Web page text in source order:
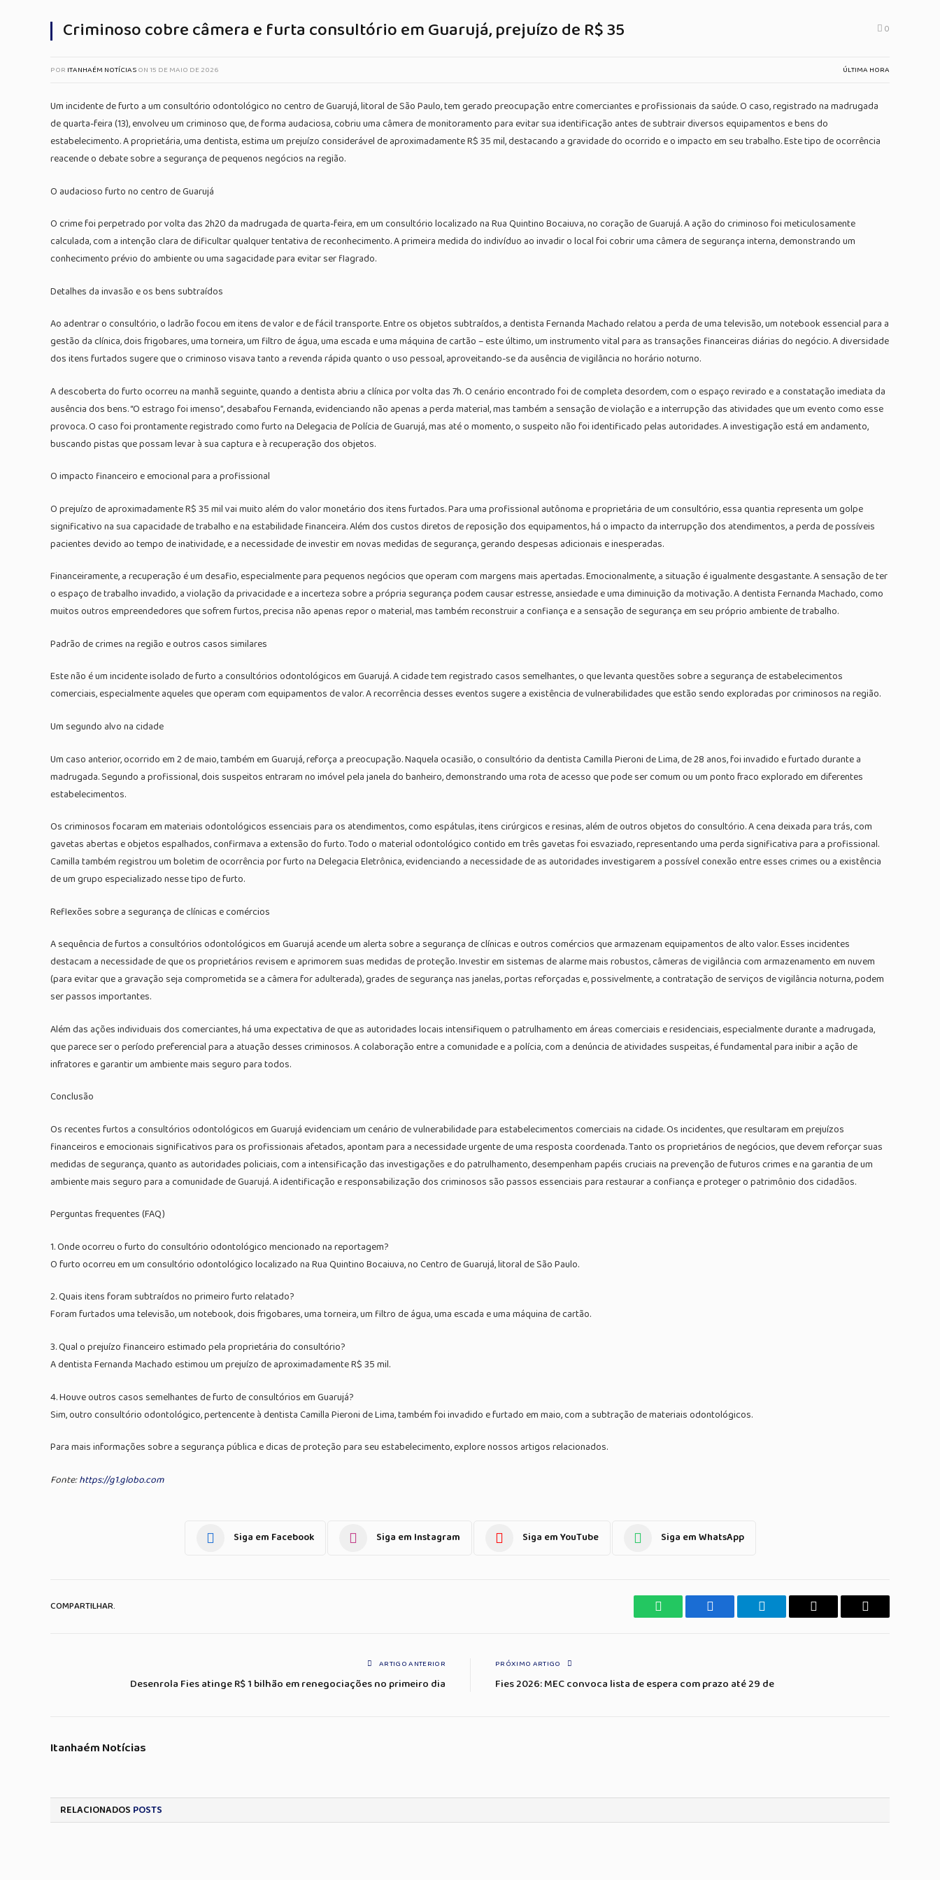
Criminoso cobre câmera e furta consultório em Guarujá, prejuízo de R$ 35 0
POR ITANHAÉM NOTÍCIASON15 DE MAIO DE 2026 ÚLTIMA HORA
Um incidente de furto a um consultório odontológico no centro de Guarujá, litoral de São Paulo, tem gerado preocupação entre comerciantes e profissionais da saúde. O caso, registrado na madrugada
de quarta-feira (13), envolveu um criminoso que, de forma audaciosa, cobriu uma câmera de monitoramento para evitar sua identificação antes de subtrair diversos equipamentos e bens do
estabelecimento. A proprietária, uma dentista, estima um prejuízo considerável de aproximadamente R$ 35 mil, destacando a gravidade do ocorrido e o impacto em seu trabalho. Este tipo de ocorrência
reacende o debate sobre a segurança de pequenos negócios na região.
O audacioso furto no centro de Guarujá
O crime foi perpetrado por volta das 2h20 da madrugada de quarta-feira, em um consultório localizado na Rua Quintino Bocaiuva, no coração de Guarujá. A ação do criminoso foi meticulosamente
calculada, com a intenção clara de dificultar qualquer tentativa de reconhecimento. A primeira medida do indivíduo ao invadir o local foi cobrir uma câmera de segurança interna, demonstrando um
conhecimento prévio do ambiente ou uma sagacidade para evitar ser flagrado.
Detalhes da invasão e os bens subtraídos
Ao adentrar o consultório, o ladrão focou em itens de valor e de fácil transporte. Entre os objetos subtraídos, a dentista Fernanda Machado relatou a perda de uma televisão, um notebook essencial para a
gestão da clínica, dois frigobares, uma torneira, um filtro de água, uma escada e uma máquina de cartão – este último, um instrumento vital para as transações financeiras diárias do negócio. A diversidade
dos itens furtados sugere que o criminoso visava tanto a revenda rápida quanto o uso pessoal, aproveitando-se da ausência de vigilância no horário noturno.
A descoberta do furto ocorreu na manhã seguinte, quando a dentista abriu a clínica por volta das 7h. O cenário encontrado foi de completa desordem, com o espaço revirado e a constatação imediata da
ausência dos bens. “O estrago foi imenso”, desabafou Fernanda, evidenciando não apenas a perda material, mas também a sensação de violação e a interrupção das atividades que um evento como esse
provoca. O caso foi prontamente registrado como furto na Delegacia de Polícia de Guarujá, mas até o momento, o suspeito não foi identificado pelas autoridades. A investigação está em andamento,
buscando pistas que possam levar à sua captura e à recuperação dos objetos.
O impacto financeiro e emocional para a profissional
O prejuízo de aproximadamente R$ 35 mil vai muito além do valor monetário dos itens furtados. Para uma profissional autônoma e proprietária de um consultório, essa quantia representa um golpe
significativo na sua capacidade de trabalho e na estabilidade financeira. Além dos custos diretos de reposição dos equipamentos, há o impacto da interrupção dos atendimentos, a perda de possíveis
pacientes devido ao tempo de inatividade, e a necessidade de investir em novas medidas de segurança, gerando despesas adicionais e inesperadas.
Financeiramente, a recuperação é um desafio, especialmente para pequenos negócios que operam com margens mais apertadas. Emocionalmente, a situação é igualmente desgastante. A sensação de ter
o espaço de trabalho invadido, a violação da privacidade e a incerteza sobre a própria segurança podem causar estresse, ansiedade e uma diminuição da motivação. A dentista Fernanda Machado, como
muitos outros empreendedores que sofrem furtos, precisa não apenas repor o material, mas também reconstruir a confiança e a sensação de segurança em seu próprio ambiente de trabalho.
Padrão de crimes na região e outros casos similares
Este não é um incidente isolado de furto a consultórios odontológicos em Guarujá. A cidade tem registrado casos semelhantes, o que levanta questões sobre a segurança de estabelecimentos
comerciais, especialmente aqueles que operam com equipamentos de valor. A recorrência desses eventos sugere a existência de vulnerabilidades que estão sendo exploradas por criminosos na região.
Um segundo alvo na cidade
Um caso anterior, ocorrido em 2 de maio, também em Guarujá, reforça a preocupação. Naquela ocasião, o consultório da dentista Camilla Pieroni de Lima, de 28 anos, foi invadido e furtado durante a
madrugada. Segundo a profissional, dois suspeitos entraram no imóvel pela janela do banheiro, demonstrando uma rota de acesso que pode ser comum ou um ponto fraco explorado em diferentes
estabelecimentos.
Os criminosos focaram em materiais odontológicos essenciais para os atendimentos, como espátulas, itens cirúrgicos e resinas, além de outros objetos do consultório. A cena deixada para trás, com
gavetas abertas e objetos espalhados, confirmava a extensão do furto. Todo o material odontológico contido em três gavetas foi esvaziado, representando uma perda significativa para a profissional.
Camilla também registrou um boletim de ocorrência por furto na Delegacia Eletrônica, evidenciando a necessidade de as autoridades investigarem a possível conexão entre esses crimes ou a existência
de um grupo especializado nesse tipo de furto.
Reflexões sobre a segurança de clínicas e comércios
A sequência de furtos a consultórios odontológicos em Guarujá acende um alerta sobre a segurança de clínicas e outros comércios que armazenam equipamentos de alto valor. Esses incidentes
destacam a necessidade de que os proprietários revisem e aprimorem suas medidas de proteção. Investir em sistemas de alarme mais robustos, câmeras de vigilância com armazenamento em nuvem
(para evitar que a gravação seja comprometida se a câmera for adulterada), grades de segurança nas janelas, portas reforçadas e, possivelmente, a contratação de serviços de vigilância noturna, podem
ser passos importantes.
Além das ações individuais dos comerciantes, há uma expectativa de que as autoridades locais intensifiquem o patrulhamento em áreas comerciais e residenciais, especialmente durante a madrugada,
que parece ser o período preferencial para a atuação desses criminosos. A colaboração entre a comunidade e a polícia, com a denúncia de atividades suspeitas, é fundamental para inibir a ação de
infratores e garantir um ambiente mais seguro para todos.
Conclusão
Os recentes furtos a consultórios odontológicos em Guarujá evidenciam um cenário de vulnerabilidade para estabelecimentos comerciais na cidade. Os incidentes, que resultaram em prejuízos
financeiros e emocionais significativos para os profissionais afetados, apontam para a necessidade urgente de uma resposta coordenada. Tanto os proprietários de negócios, que devem reforçar suas
medidas de segurança, quanto as autoridades policiais, com a intensificação das investigações e do patrulhamento, desempenham papéis cruciais na prevenção de futuros crimes e na garantia de um
ambiente mais seguro para a comunidade de Guarujá. A identificação e responsabilização dos criminosos são passos essenciais para restaurar a confiança e proteger o patrimônio dos cidadãos.
Perguntas frequentes (FAQ)
1. Onde ocorreu o furto do consultório odontológico mencionado na reportagem?
O furto ocorreu em um consultório odontológico localizado na Rua Quintino Bocaiuva, no Centro de Guarujá, litoral de São Paulo.
2. Quais itens foram subtraídos no primeiro furto relatado?
Foram furtados uma televisão, um notebook, dois frigobares, uma torneira, um filtro de água, uma escada e uma máquina de cartão.
3. Qual o prejuízo financeiro estimado pela proprietária do consultório?
A dentista Fernanda Machado estimou um prejuízo de aproximadamente R$ 35 mil.
4. Houve outros casos semelhantes de furto de consultórios em Guarujá?
Sim, outro consultório odontológico, pertencente à dentista Camilla Pieroni de Lima, também foi invadido e furtado em maio, com a subtração de materiais odontológicos.
Para mais informações sobre a segurança pública e dicas de proteção para seu estabelecimento, explore nossos artigos relacionados.
Fonte:https://g1.globo.com
Siga em Facebook Siga em Instagram Siga em YouTube Siga em WhatsApp
COMPARTILHAR.
WhatsAppFacebook TelegramaCopiar
E-
ARTIGO ANTERIOR
Desenrola Fies atinge R$ 1 bilhão em renegociações no primeiro dia
PRÓXIMO ARTIGO
Fies 2026: MEC convoca lista de espera com prazo até 29 de
Itanhaém Notícias
RELACIONADOS POSTS